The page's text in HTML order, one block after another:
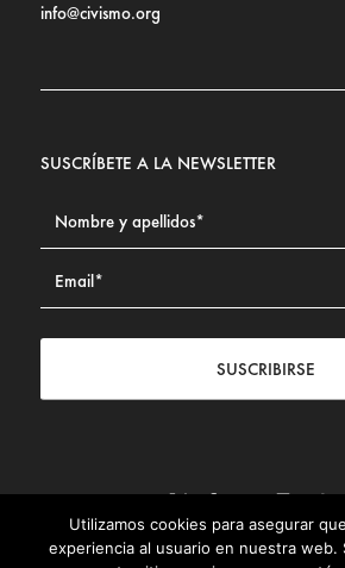
info@civismo.org
SUSCRÍBETE A LA NEWSLETTER
SUSCRIBIRSE
Contacto | Aviso legal | Política de
Cookies
Utilizamos cookies para asegurar
experiencia al usuario en nuestra web.